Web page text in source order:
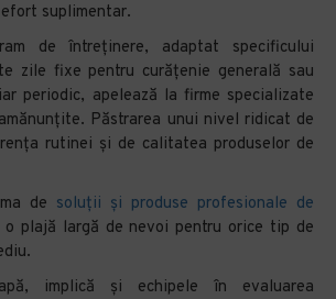
suplimentar.
de întreținere, adaptat specificului
zile fixe pentru curățenie generală sau
periodic, apelează la firme specializate
Păstrarea unui nivel ridicat de
rutinei și de calitatea produselor de
de soluții și produse profesionale de
o plajă largă de nevoi pentru orice tip de
implică și echipele în evaluarea